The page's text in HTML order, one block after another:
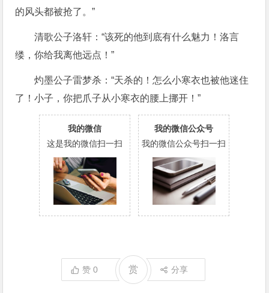
的风头都被抢了。”
清歌公子洛轩：“该死的他到底有什么魅力！洛言
缕，你给我离他远点！”
灼墨公子雷梦杀：“天杀的！怎么小寒衣也被他迷住
了！小子，你把爪子从小寒衣的腰上挪开！”
我的微信
这是我的微信扫一扫
我的微信公众号
我的微信公众号扫一扫
赞0 赏 分享